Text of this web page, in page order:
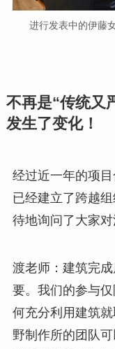
进行发表中的伊藤
不再是“传统又
发生了变化！
经过近一年的项
已经建立了跨越
待地询问了大家对
渡老师：建筑完
要。我们的参与
何充分利用建筑
野制作所的团队